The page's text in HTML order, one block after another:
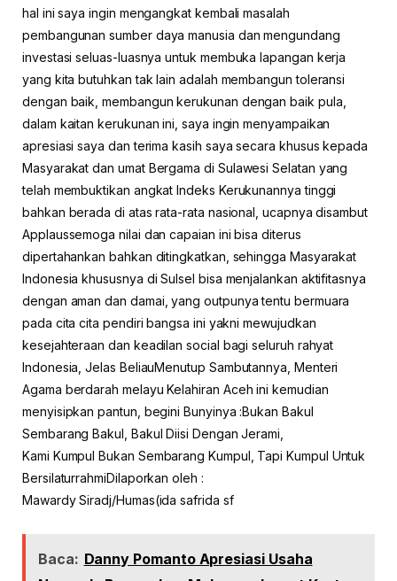
hal ini saya ingin mengangkat kembali masalah
pembangunan sumber daya manusia dan mengundang
investasi seluas-luasnya untuk membuka lapangan kerja
yang kita butuhkan tak lain adalah membangun toleransi
dengan baik, membangun kerukunan dengan baik pula,
dalam kaitan kerukunan ini, saya ingin menyampaikan
apresiasi saya dan terima kasih saya secara khusus kepada
Masyarakat dan umat Bergama di Sulawesi Selatan yang
telah membuktikan angkat Indeks Kerukunannya tinggi
bahkan berada di atas rata-rata nasional, ucapnya disambut
Applaussemoga nilai dan capaian ini bisa diterus
dipertahankan bahkan ditingkatkan, sehingga Masyarakat
Indonesia khususnya di Sulsel bisa menjalankan aktifitasnya
dengan aman dan damai, yang outpunya tentu bermuara
pada cita cita pendiri bangsa ini yakni mewujudkan
kesejahteraan dan keadilan social bagi seluruh rahyat
Indonesia, Jelas BeliauMenutup Sambutannya, Menteri
Agama berdarah melayu Kelahiran Aceh ini kemudian
menyisipkan pantun, begini Bunyinya :Bukan Bakul
Sembarang Bakul, Bakul Diisi Dengan Jerami,
Kami Kumpul Bukan Sembarang Kumpul, Tapi Kumpul Untuk
BersilaturrahmiDilaporkan oleh :
Mawardy Siradj/Humas(ida safrida sf
Baca: Danny Pomanto Apresiasi Usaha